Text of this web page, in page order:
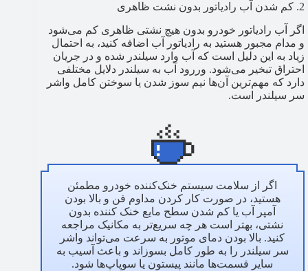
2. کم شدن آب رادیاتور بدون نشت ظاهری
اگر آب رادیاتور خودرو بدون هیچ نشتی ظاهری کم می‌شود
و مدام مجبور هستید به رادیاتور آب اضافه کنید، به احتمال
زیاد به این دلیل است که آب وارد سیلندر شده و در جریان
احتراق تبخیر می‌شود. وررود آب به سیلندر دلایل مختلفی
دارد که مهم‌ترین آن‌ها نیم سوز شدن یا سوختن کامل واشر
سر سیلندر است.
اگر از سلامت سیستم خنک‌کننده خودرو مطمئن
هستید، در صورت کار کردن مداوم فن و بالا بودن
آمپر آب یا کم شدن سطح مایع خنک کننده بدون
نشتی، بهتر است هر چه سریع‌تر به مکانیک مراجعه
کنید. بالا بودن دمای موتور به سرعت می‌تواند واشر
سر سیلندر را به طور کامل بسوزاند و باعث آسیب به
سایر قسمت‌ها مانند پیستون یا سوپاپ‌ها شود.